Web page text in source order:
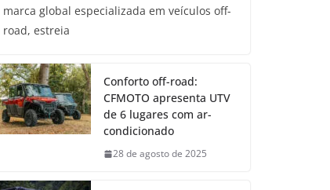
marca global especializada em veículos off-
road, estreia
Conforto off-road:
CFMOTO apresenta UTV
de 6 lugares com ar-
condicionado
28 de agosto de 2025